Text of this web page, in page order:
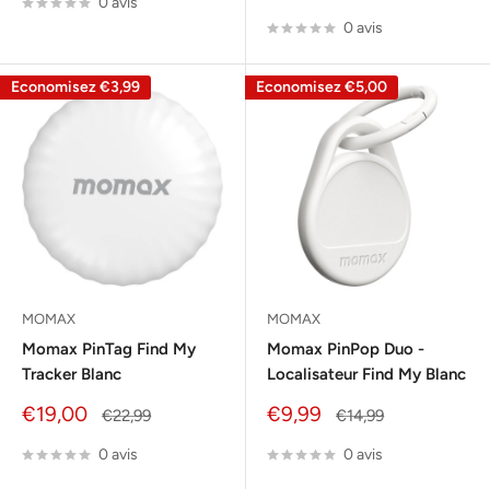
0 avis
Economisez€3,99
MOMAX
Momax PinTag Find My
Tracker Blanc
Prix
€19,00
Prix
€22,99
0 avis
Economisez€5,00
MOMAX
Momax PinPop Duo -
Localisateur Find My Blanc
Prix
€9,99
Prix
€14,99
0 avis